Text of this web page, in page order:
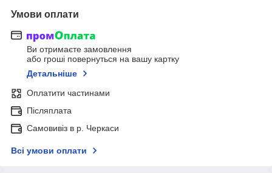
Умови оплати
Ви отримаєте замовлення
або гроші повернуться на вашу картку
Детальніше
Оплатити частинами
Післяплата
Самовивіз в р. Черкаси
Всі умови оплати